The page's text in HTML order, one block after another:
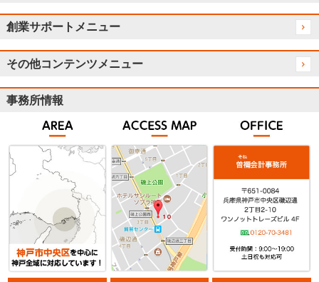
創業サポートメニュー
その他コンテンツメニュー
事務所情報